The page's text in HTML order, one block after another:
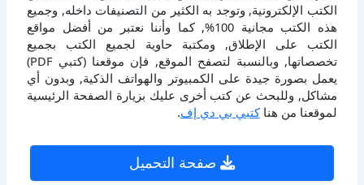
الكتب الإلكترونية, وتوجد به الكثير من التصنيفات داخله, وجميع
هذه الكتب مجانية 100%, كما وأننا نعتبر من أفضل مواقع
الكتب على الإطلاق, ومكتبة حاوية لجميع الكتب بجميع
تخصصاتها, وبالنسبة لتصفح الموقع, فإن موقعنا (كتبي PDF)
يعمل بصورة جيدة على الكمبيوتر والهواتف الذكية, وبدون أي
مشاكل, وللبحث عن كتب أخرى عليك بزيارة الصفحة الرئيسية
لموقعنا من هناكتبي بي دي إف.
صفحة التحميل